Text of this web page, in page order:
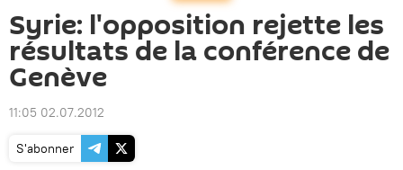
Syrie: l'opposition rejette les
résultats de la conférence de
Genève
11:05 02.07.2012
S'abonner